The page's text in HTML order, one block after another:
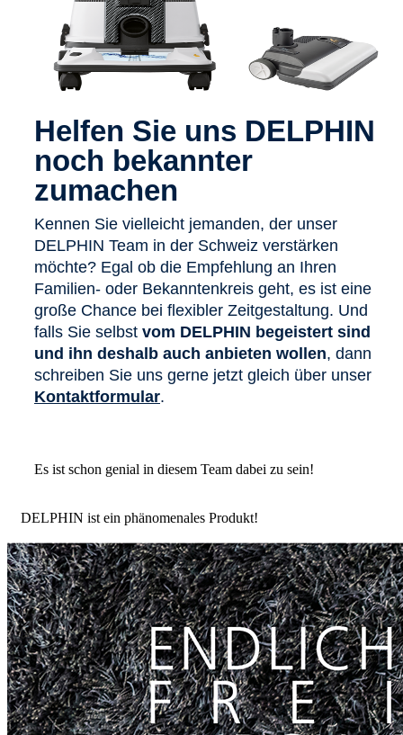
Helfen Sie uns DELPHIN
noch bekannter
zumachen
Kennen Sie vielleicht jemanden, der unser
DELPHIN Team in der Schweiz verstärken
möchte? Egal ob die Empfehlung an Ihren
Familien- oder Bekanntenkreis geht, es ist eine
große Chance bei flexibler Zeitgestaltung. Und
falls Sie selbst vom DELPHIN begeistert sind
und ihn deshalb auch anbieten wollen, dann
schreiben Sie uns gerne jetzt gleich über unser
Kontaktformular.
Es ist schon genial in diesem Team dabei zu sein!
DELPHIN ist ein phänomenales Produkt!